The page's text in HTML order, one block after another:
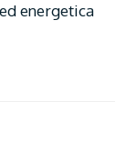
energetica